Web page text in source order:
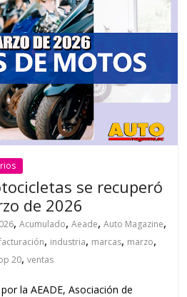
se recuperó
de 2026
,Acumulado,Aeade,Auto Magazine,
, industria, marcas, marzo,
20,ventas
la AEADE, Asociación de